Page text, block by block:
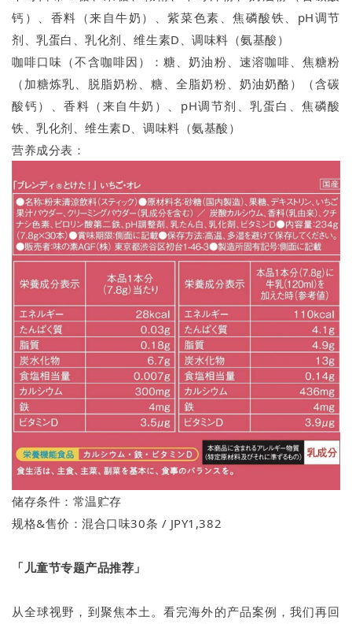
钙）、香料（来自牛奶）、紫菜色素、焦磷酸铁、pH调节
剂、乳蛋白、乳化剂、维生素D、调味料（氨基酸）
咖啡口味（不含咖啡因）：糖、奶油粉、速溶咖啡、焦糖粉
（加糖炼乳、脱脂奶粉、糖、全脂奶粉、奶油奶酪）（含碳
酸钙）、香料（来自牛奶）、pH调节剂、乳蛋白、焦磷酸
铁、乳化剂、维生素D、调味料（氨基酸）
营养成分表：
储存条件：常温贮存
规格&售价：混合口味30条 / JPY1,382
「儿童节专题产品推荐」
从全球视野，到聚焦本土。看完海外的产品案例，我们再回